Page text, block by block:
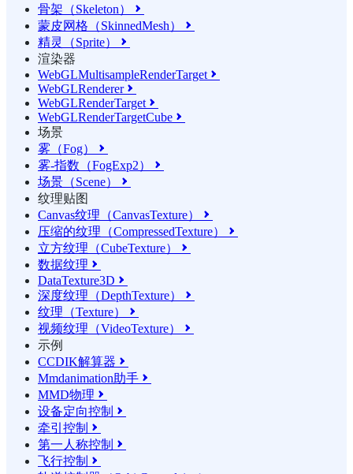
骨架（Skeleton） 
蒙皮网格（SkinnedMesh） 
精灵（Sprite） 
渲染器
WebGLMultisampleRenderTarget 
WebGLRenderer
WebGLRenderTarget 
WebGLRenderTargetCube 
场景
雾（Fog）

雾-指数（FogExp2） 
场景（Scene） 
纹理贴图
Canvas纹理（CanvasTexture）

压缩的纹理（CompressedTexture） 
立方纹理（CubeTexture） 
数据纹理 
DataTexture3D 
深度纹理（DepthTexture） 
纹理（Texture） 
视频纹理（VideoTexture） 
示例
CCDIK解算器 
Mmdanimation助手 
MMD物理 
设备定向控制 
牵引控制 
第一人称控制 
飞行控制 